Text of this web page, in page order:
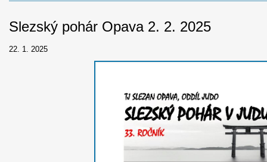
Slezský pohár Opava 2. 2. 2025
22. 1. 2025